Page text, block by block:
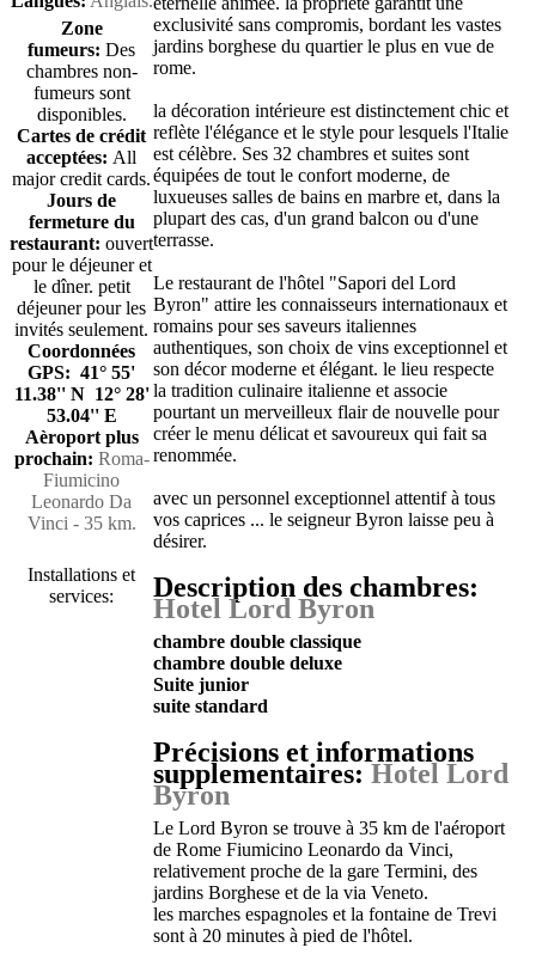
Zone
fumeurs: Des
chambres non-
fumeurs sont
disponibles.
Cartes de crédit
acceptées: All
major credit cards.
Jours de
fermeture du
restaurant: ouvert
pour le déjeuner et
le dîner. petit
déjeuner pour les
invités seulement.
Coordonnées
GPS: 41° 55'
11.38'' N 12° 28'
53.04'' E
Aèroport plus
prochain: Roma-
Fiumicino
Leonardo Da
Vinci - 35 km.
Installations et
services:
exclusivité sans compromis, bordant les vastes
jardins borghese du quartier le plus en vue de
rome.
la décoration intérieure est distinctement chic et
reflète l'élégance et le style pour lesquels l'Italie
est célèbre. Ses 32 chambres et suites sont
équipées de tout le confort moderne, de
luxueuses salles de bains en marbre et, dans la
plupart des cas, d'un grand balcon ou d'une
terrasse.
Le restaurant de l'hôtel "Sapori del Lord
Byron" attire les connaisseurs internationaux et
romains pour ses saveurs italiennes
authentiques, son choix de vins exceptionnel et
son décor moderne et élégant. le lieu respecte
la tradition culinaire italienne et associe
pourtant un merveilleux flair de nouvelle pour
créer le menu délicat et savoureux qui fait sa
renommée.
avec un personnel exceptionnel attentif à tous
vos caprices ... le seigneur Byron laisse peu à
désirer.
Description des chambres:
Hotel Lord Byron
chambre double classique
chambre double deluxe
Suite junior
suite standard
Précisions et informations
supplementaires: Hotel Lord
Byron
Le Lord Byron se trouve à 35 km de l'aéroport
de Rome Fiumicino Leonardo da Vinci,
relativement proche de la gare Termini, des
jardins Borghese et de la via Veneto.
les marches espagnoles et la fontaine de Trevi
sont à 20 minutes à pied de l'hôtel.